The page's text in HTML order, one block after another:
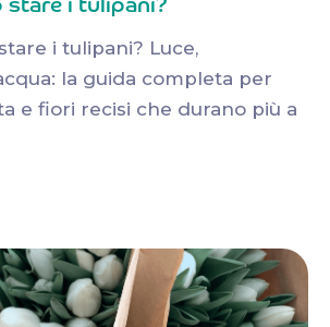
stare i tulipani?
i tulipani? Luce,
la guida completa per
e fiori recisi che durano più a